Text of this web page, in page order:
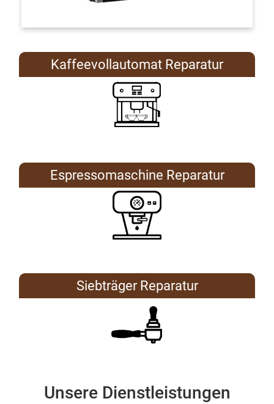
Kaffeevollautomat Reparatur
Espressomaschine Reparatur
Siebträger Reparatur
Unsere Dienstleistungen